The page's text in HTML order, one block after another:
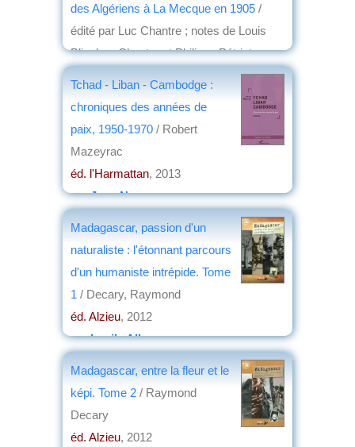
des Algériens à La Mecque en 1905 /
édité par Luc Chantre ; notes de Louis
Blin, Luc Chantre et Philippe Pétriat
éd. Presses universitaires de Provence,
Tchad - Liban - Cambodge :
chroniques des années de
paix, 1950-1970 / Robert
Mazeyrac
éd. l'Harmattan, 2013
parJean Nemo
Madagascar, passion d'un
naturaliste : l'étonnant parcours
d'un humaniste intrépide. Tome
1 / Decary, Raymond
éd. Alzieu, 2012
parLucile Allorge
Madagascar, entre la fleur et le
képi. Tome 2 / Raymond
Decary
éd. Alzieu, 2012